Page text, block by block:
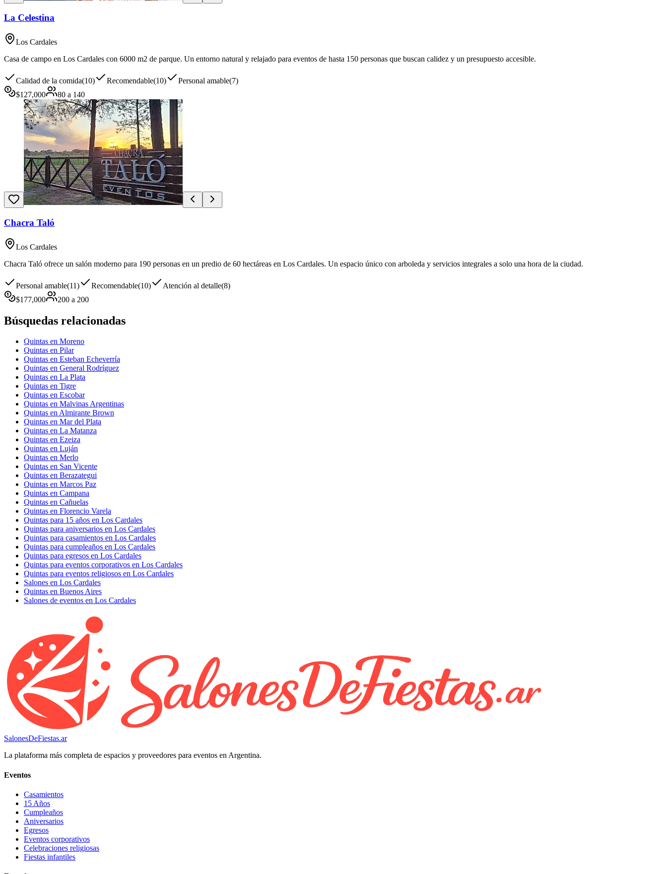
La Celestina
Los Cardales
Casa de campo en Los Cardales con 6000 m2 de parque. Un entorno natural y relajado para eventos de hasta 150 personas que buscan calidez y un presupuesto accesible.
Calidad de la comida(10) Recomendable(10) Personal amable(7)
$127,000 80 a 140
Chacra Taló
Los Cardales
Chacra Taló ofrece un salón moderno para 190 personas en un predio de 60 hectáreas en Los Cardales. Un espacio único con arboleda y servicios integrales a solo una hora de la ciudad.
Personal amable(11) Recomendable(10) Atención al detalle(8)
$177,000 200 a 200
Búsquedas relacionadas
Quintas en Moreno
Quintas en Pilar
Quintas en Esteban Echeverría
Quintas en General Rodríguez
Quintas en La Plata
Quintas en Tigre
Quintas en Escobar
Quintas en Malvinas Argentinas
Quintas en Almirante Brown
Quintas en Mar del Plata
Quintas en La Matanza
Quintas en Ezeiza
Quintas en Luján
Quintas en Merlo
Quintas en San Vicente
Quintas en Berazategui
Quintas en Marcos Paz
Quintas en Campana
Quintas en Cañuelas
Quintas en Florencio Varela
Quintas para 15 años en Los Cardales
Quintas para aniversarios en Los Cardales
Quintas para casamientos en Los Cardales
Quintas para cumpleaños en Los Cardales
Quintas para egresos en Los Cardales
Quintas para eventos corporativos en Los Cardales
Quintas para eventos religiosos en Los Cardales
Salones en Los Cardales
Quintas en Buenos Aires
Salones de eventos en Los Cardales
SalonesDeFiestas.ar
La plataforma más completa de espacios y proveedores para eventos en Argentina.
Eventos
Casamientos
15 Años
Cumpleaños
Aniversarios
Egresos
Eventos corporativos
Celebraciones religiosas
Fiestas infantiles